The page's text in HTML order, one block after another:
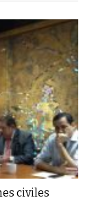
civiles